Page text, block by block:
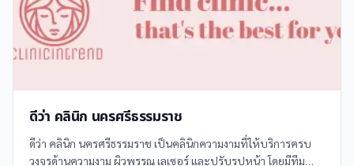
ดีว่า คลินิก นครศรีธรรมราช
ดีว่า คลินิก นครศรีธรรมราช เป็นคลินิกความงามที่ให้บริการครบ
วงจรด้านความงาม ผิวพรรณ เลเซอร์ และปรับรูปหน้า โดยมีทีม